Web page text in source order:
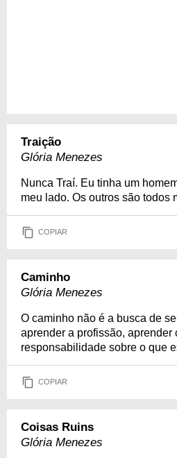
Traição
Glória Menezes
Nunca Traí. Eu tinha um
meu lado. Os outros são todos
COPIAR
Caminho
Glória Menezes
O caminho não é a busca de
aprender a profissão, aprender
responsabilidade sobre o que
COPIAR
Coisas Ruins
Glória Menezes